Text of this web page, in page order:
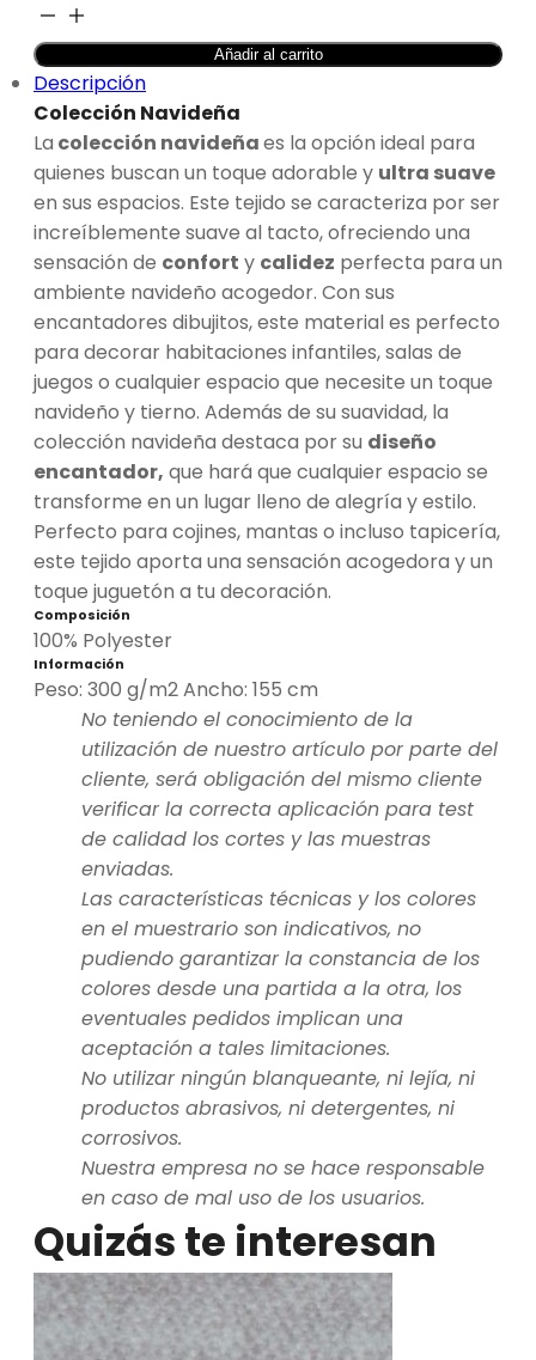
TAPICERÍA
NAVIDEÑA
MARINO
cantidad
Añadir al carrito
Descripción
Colección Navideña
La colección navideñaes la opción ideal para
quienes buscan un toque adorable y ultra suave
en sus espacios. Este tejido se caracteriza por ser
increíblemente suave al tacto, ofreciendo una
sensación de confort y calidez perfecta para un
ambiente navideño acogedor. Con sus
encantadores dibujitos, este material es perfecto
para decorar habitaciones infantiles, salas de
juegos o cualquier espacio que necesite un toque
navideño y tierno. Además de su suavidad, la
colección navideña destaca por su diseño
encantador, que hará que cualquier espacio se
transforme en un lugar lleno de alegría y estilo.
Perfecto para cojines, mantas o incluso tapicería,
este tejido aporta una sensación acogedora y un
toque juguetón a tu decoración.
Composición
100% Polyester
Información
Peso: 300 g/m2 Ancho: 155 cm
No teniendo el conocimiento de la
utilización de nuestro artículo por parte del
cliente, será obligación del mismo cliente
verificar la correcta aplicación para test
de calidad los cortes y las muestras
enviadas.
Las características técnicas y los colores
en el muestrario son indicativos, no
pudiendo garantizar la constancia de los
colores desde una partida a la otra, los
eventuales pedidos implican una
aceptación a tales limitaciones.
No utilizar ningún blanqueante, ni lejía, ni
productos abrasivos, ni detergentes, ni
corrosivos.
Nuestra empresa no se hace responsable
en caso de mal uso de los usuarios.
Quizás te interesan